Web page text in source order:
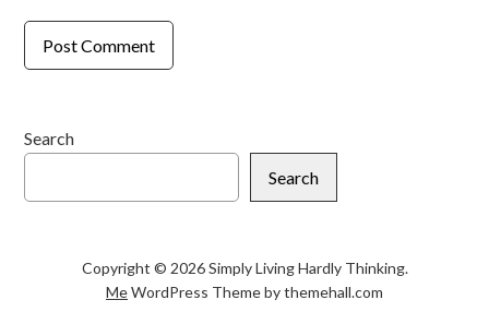
Search
Search
Copyright © 2026 Simply Living Hardly Thinking.
MeWordPress Theme by themehall.com